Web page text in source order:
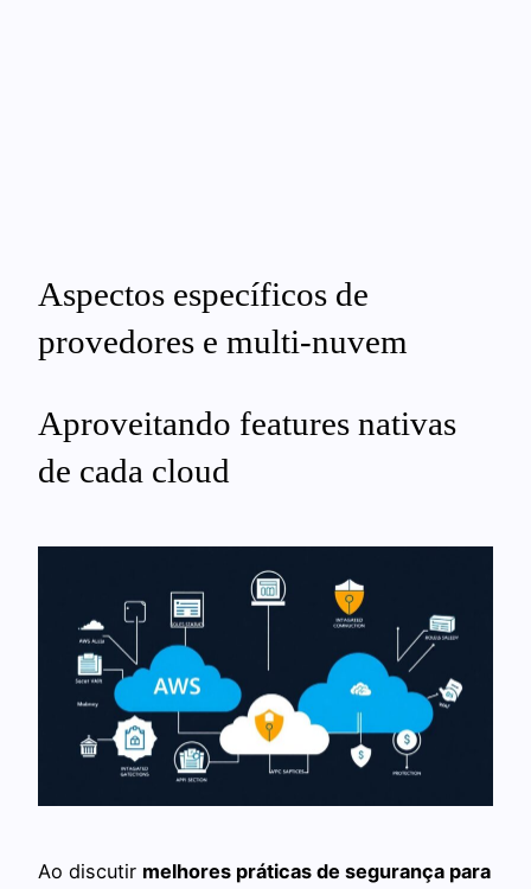
Aspectos específicos de
provedores e multi‑nuvem
Aproveitando features nativas
de cada cloud
Ao discutir melhores práticas de segurança para